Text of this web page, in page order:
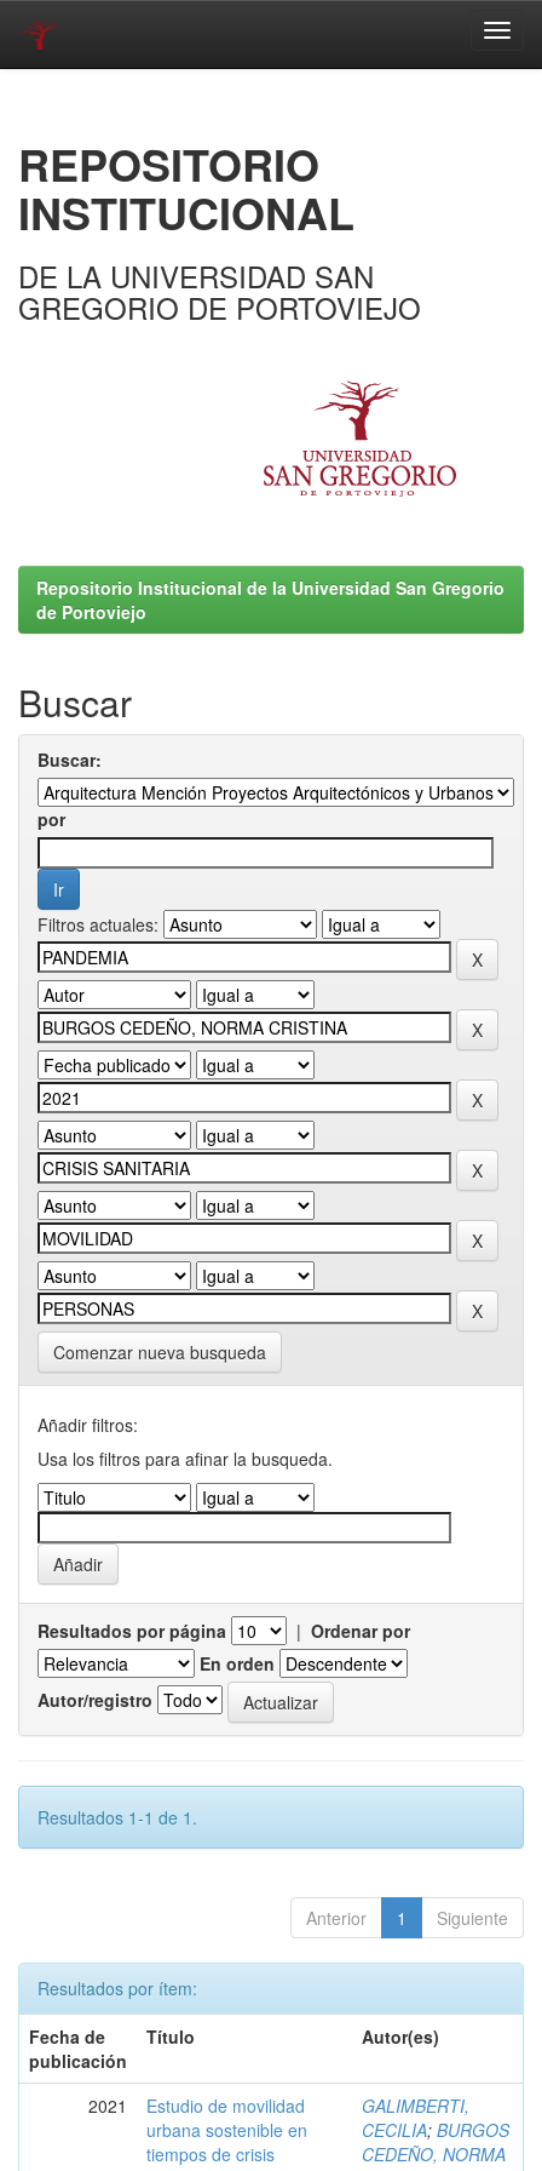
REPOSITORIO
INSTITUCIONAL
DE LA UNIVERSIDAD SAN
GREGORIO DE PORTOVIEJO
Repositorio Institucional de la Universidad San Gregorio
de Portoviejo
Buscar
Buscar:
por
Filtros actuales:
Comenzar nueva busqueda
Añadir filtros:
Usa los filtros para afinar la busqueda.
Resultados por página | Ordenar por
En orden
Autor/registro
Resultados 1-1 de 1.
Anterior 1 Siguiente
Resultados por ítem:
Fecha de
publicación
Título Autor(es)
2021
Estudio de movilidad
urbana sostenible en
tiempos de crisis
GALIMBERTI,
CECILIA; BURGOS
CEDEÑO, NORMA